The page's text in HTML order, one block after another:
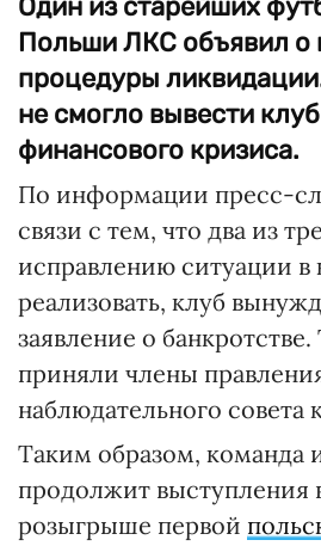
Один из старейших
Польши ЛКС объявил о
процедуры
не смогло вывести
финансового кризиса.
По информации пресс-
связи с тем, что два из
исправлению ситуации в
реализовать, клуб
заявление о
приняли члены
наблюдательного совета
Таким образом, команда
продолжит
розыгрыше первой